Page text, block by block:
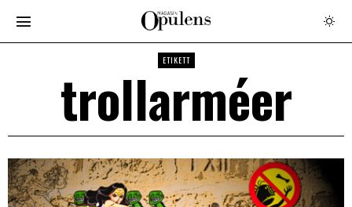
ETIKETT
trollarméer